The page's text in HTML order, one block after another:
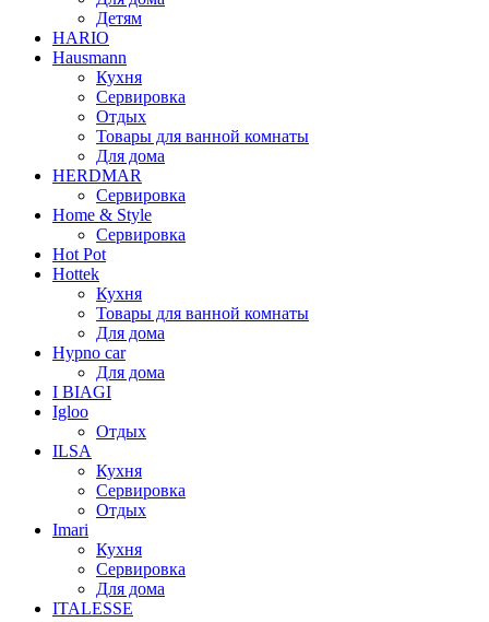
Детям
HARIO
Hausmann
Кухня
Сервировка
Отдых
Товары для ванной комнаты
Для дома
HERDMAR
Сервировка
Home & Style
Сервировка
Hot Pot
Hottek
Кухня
Товары для ванной комнаты
Для дома
Hypno car
Для дома
I BIAGI
Igloo
Отдых
ILSA
Кухня
Сервировка
Отдых
Imari
Кухня
Сервировка
Для дома
ITALESSE